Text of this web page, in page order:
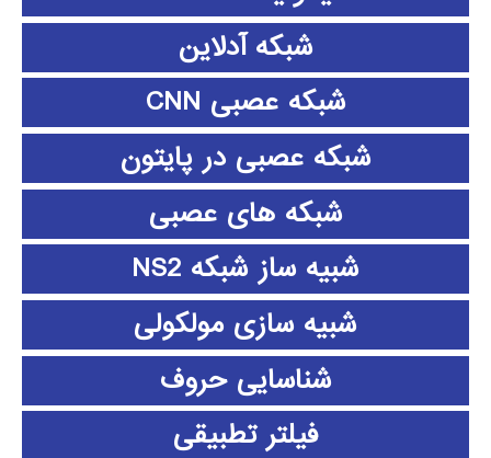
شبکه آدلاین
شبکه عصبی CNN
شبکه عصبی در پایتون
شبکه های عصبی
شبیه ساز شبکه NS2
شبیه سازی مولکولی
شناسایی حروف
فیلتر تطبیقی